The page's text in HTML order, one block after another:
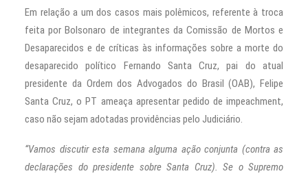
Em relação a um dos casos mais polêmicos, referente à troca
feita por Bolsonaro de integrantes da Comissão de Mortos e
Desaparecidos e de críticas às informações sobre a morte do
desaparecido político Fernando Santa Cruz, pai do atual
presidente da Ordem dos Advogados do Brasil (OAB), Felipe
Santa Cruz, o PT ameaça apresentar pedido de impeachment,
caso não sejam adotadas providências pelo Judiciário.
“Vamos discutir esta semana alguma ação conjunta (contra as
declarações do presidente sobre Santa Cruz). Se o Supremo